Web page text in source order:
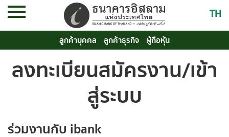
TH
ลูกค้าบุคคล ลูกค้าธุรกิจ ผู้ถือหุ้น
ลงทะเบียนสมัครงาน/เข้า
สู่ระบบ
ร่วมงานกับ ibank